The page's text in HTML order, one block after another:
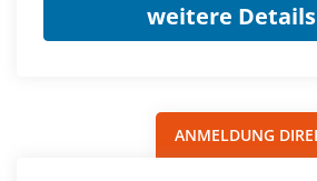
weitere Details
ANMELDUNG